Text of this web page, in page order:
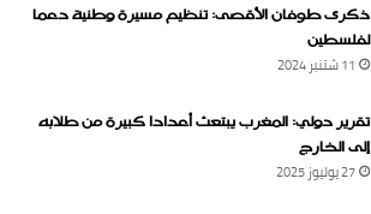
ذكرى طوفان الأقصى: تنظيم مسيرة وطنية دعما
لفلسطين
11 شتنبر 2024
تقرير دولي: المغرب يبتعث أعدادا كبيرة من طلابه
إلى الخارج
27 يوليوز 2025